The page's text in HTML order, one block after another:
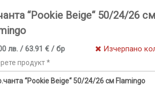
“Pookie Beige“ 50/24/26 см
лв. / 63.91 € / бр Изчерпано
продукт *